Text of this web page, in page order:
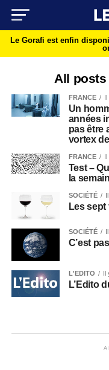
Le Gorafi est enfin
All
FRANCE Il
Un
années
pas être
vortex
FRANCE Il
Test –
la
SOCIÉTÉ
Les
SOCIÉTÉ
C’est
L'EDITO Il
L’Edito